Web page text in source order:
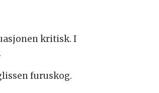
kritisk. I
furuskog.